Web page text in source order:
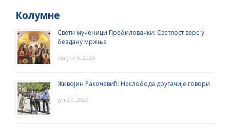
Колумне
Свети мученици Пребиловачки: Светлост вере у
бездану мржње
август 6, 2026
Живојин Ракочевић: Неслобода другачије говори
јул 27, 2026